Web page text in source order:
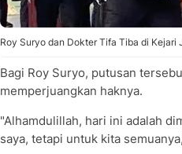
Roy Suryo dan Dokter Tifa Tiba di Kejari
Bagi Roy Suryo, putusan
memperjuangkan haknya.
"Alhamdulillah, hari ini adalah
saya, tetapi untuk kita